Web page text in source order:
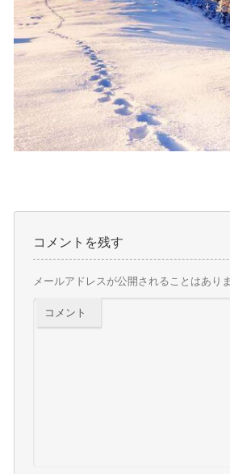
コメントを残す
メールアドレスが公開されることはありま
コメント